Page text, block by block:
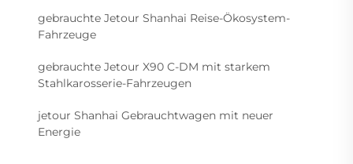
gebrauchte Jetour Shanhai Reise-Ökosystem-
Fahrzeuge
gebrauchte Jetour X90 C-DM mit starkem
Stahlkarosserie-Fahrzeugen
jetour Shanhai Gebrauchtwagen mit neuer
Energie